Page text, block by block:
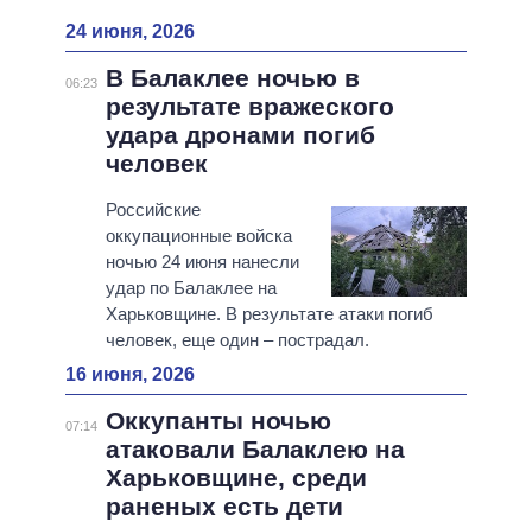
24 июня, 2026
06:23
В Балаклее ночью в
результате вражеского
удара дронами погиб
человек
Российские
оккупационные войска
ночью 24 июня нанесли
удар по Балаклее на
Харьковщине. В результате атаки погиб
человек, еще один – пострадал.
16 июня, 2026
07:14 Оккупанты ночью
атаковали Балаклею на
Харьковщине, среди
раненых есть дети